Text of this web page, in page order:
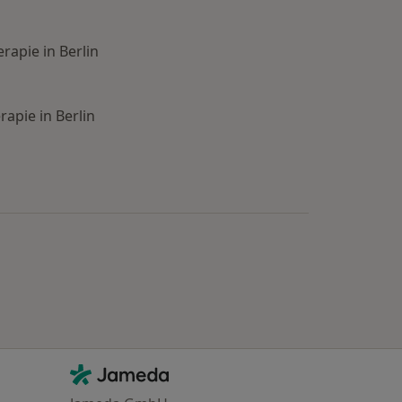
in Berlin
in Berlin
Kontakt
Jameda - Startseite